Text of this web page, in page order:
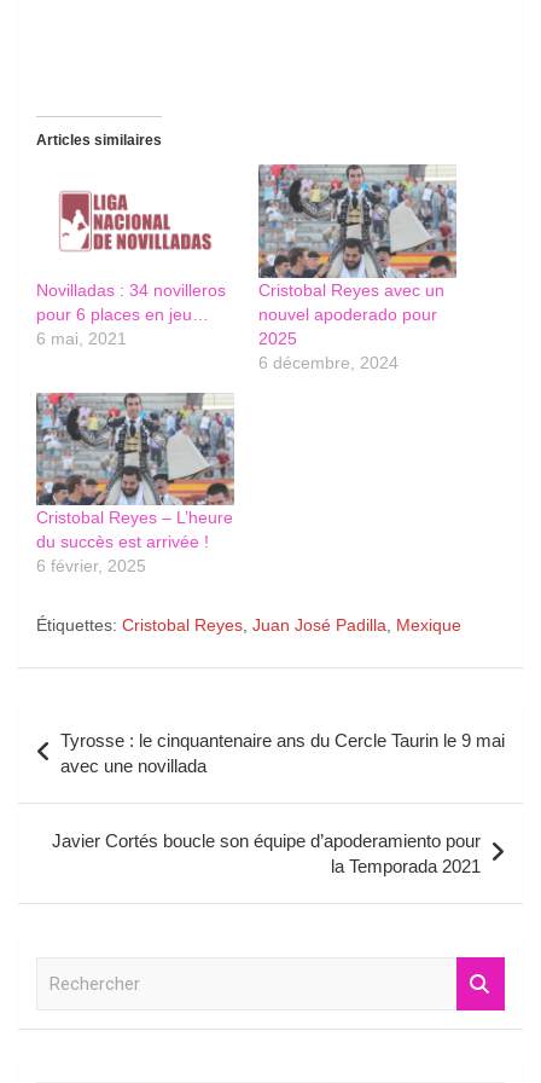
Articles similaires
Novilladas : 34 novilleros
pour 6 places en jeu…
6 mai, 2021
Cristobal Reyes avec un
nouvel apoderado pour
2025
6 décembre, 2024
Cristobal Reyes – L’heure
du succès est arrivée !
6 février, 2025
Étiquettes: Cristobal Reyes, Juan José Padilla, Mexique
de
l’article
Tyrosse : le cinquantenaire ans du Cercle Taurin le 9 mai
avec une novillada
Javier Cortés boucle son équipe d’apoderamiento pour
la Temporada 2021